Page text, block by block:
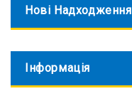
Нові Надходження
Інформація